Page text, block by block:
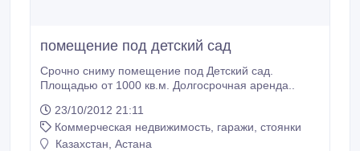
помещение под детский сад
Срочно сниму помещение под Детский сад.
Площадью от 1000 кв.м. Долгосрочная аренда..
23/10/2012 21:11
Коммерческая недвижимость, гаражи, стоянки
Казахстан, Астана